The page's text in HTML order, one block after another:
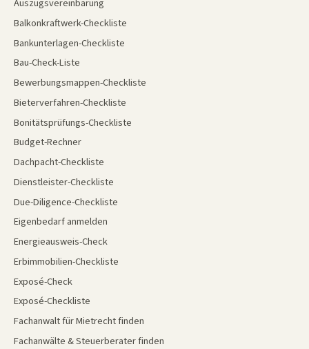
Auszugsvereinbarung
Balkonkraftwerk-Checkliste
Bankunterlagen-Checkliste
Bau-Check-Liste
Bewerbungsmappen-Checkliste
Bieterverfahren-Checkliste
Bonitätsprüfungs-Checkliste
Budget-Rechner
Dachpacht-Checkliste
Dienstleister-Checkliste
Due-Diligence-Checkliste
Eigenbedarf anmelden
Energieausweis-Check
Erbimmobilien-Checkliste
Exposé-Check
Exposé-Checkliste
Fachanwalt für Mietrecht finden
Fachanwälte & Steuerberater finden